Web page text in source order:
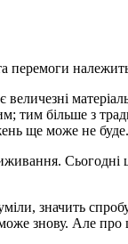
перемоги
більше з
ще може не
значить
знову. Але про